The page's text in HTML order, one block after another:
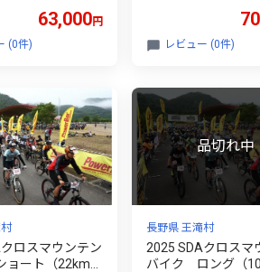
63,000円
(0件)
レビュー (0件)
ロスマウンテン
ート（22km）
長野県 王滝村
2025 SDAクロスマ
バイク ロング（